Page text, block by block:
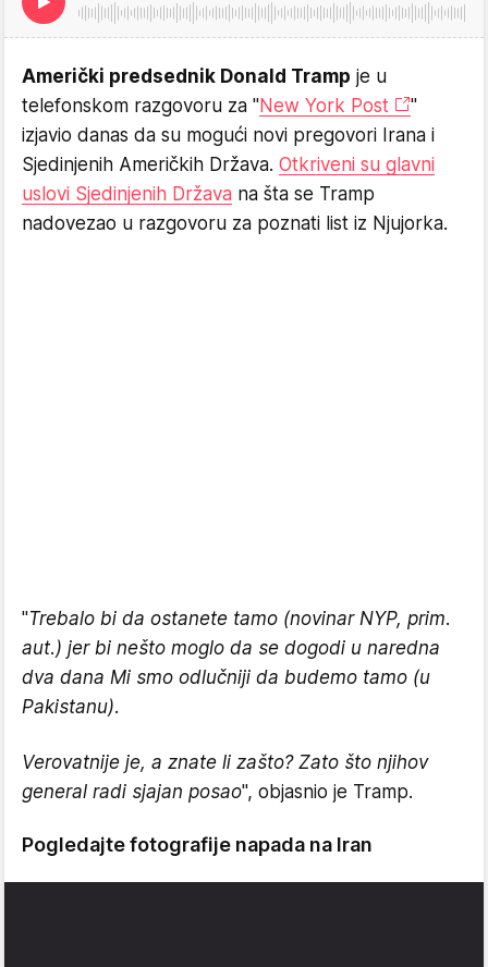
Američki predsednik Donald Tramp je u
telefonskom razgovoru za "New York Post
"
izjavio danas da su mogući novi pregovori Irana i
Sjedinjenih Američkih Država. Otkriveni su glavni
uslovi Sjedinjenih Država na šta se Tramp
nadovezao u razgovoru za poznati list iz Njujorka.
"Trebalo bi da ostanete tamo (novinar NYP, prim.
aut.) jer bi nešto moglo da se dogodi u naredna
dva dana Mi smo odlučniji da budemo tamo (u
Pakistanu).
Verovatnije je, a znate li zašto? Zato što njihov
general radi sjajan posao", objasnio je Tramp.
Pogledajte fotografije napada na Iran